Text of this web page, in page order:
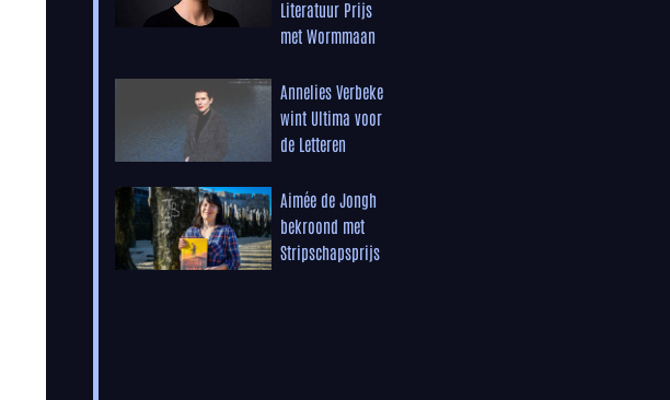
Literatuur Prijs
met Wormmaan
Annelies Verbeke
wint Ultima voor
de Letteren
Aimée de Jongh
bekroond met
Stripschapsprijs